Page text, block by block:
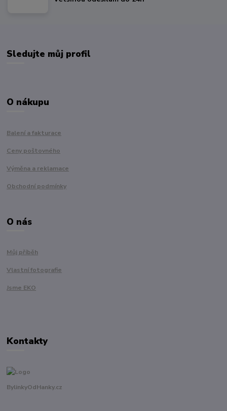
Sledujte můj profil
O nákupu
Balení a fakturace
Ceny poštovného
Výměna a reklamace
Obchodní podmínky
O nás
Můj příběh
Vlastní fotografie
Jsme EKO
Kontakty
BylinkyOdHanky.cz